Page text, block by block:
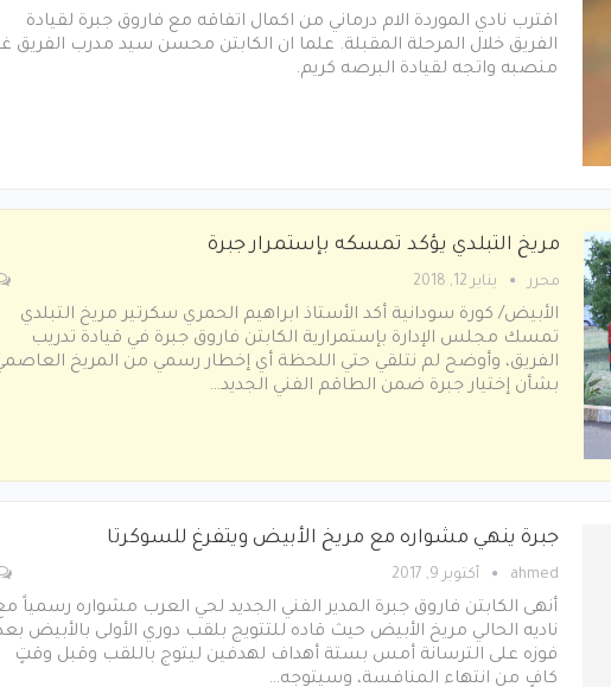
اقترب نادي الموردة الام درماني من اكمال اتفاقه مع فاروق جبرة لقيادة
الفريق خلال المرحلة المقبلة. علما ان الكابتن محسن سيد مدرب الفريق
منصبه واتجه لقيادة البرصه كريم.
مريخ التبلدي يؤكد تمسكه بإستمرار جبرة
محرر يناير 12, 2018
الأبيض/ كورة سودانية أكد الأستاذ ابراهيم الحمري سكرتير مريخ التبلدي
تمسك مجلس الإدارة بإستمرارية الكابتن فاروق جبرة في قيادة تدريب
الفريق، وأوضح لم نتلقي حتي اللحظة أي إخطار رسمي من المريخ
بشأن إختيار جبرة ضمن الطاقم الفني الجديد…
جبرة ينهي مشواره مع مريخ الأبيض ويتفرغ للسوكرتا
ahmed أكتوبر 9, 2017
أنهى الكابتن فاروق جبرة المدير الفني الجديد لحي العرب مشواره رسمياً
ناديه الحالي مريخ الأبيض حيث قاده للتتويج بلقب دوري الأولى بالأبيض
فوزه على الترسانة أمس بستة أهداف لهدفين ليتوج باللقب وقبل وقتٍ
كافٍ من انتهاء المنافسة، وسيتوجه…